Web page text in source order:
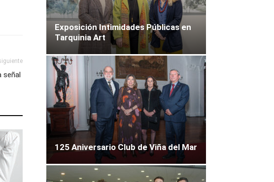
señal
Exposición Intimidades Públicas en
Tarquinia Art
125 Aniversario Club de Viña del Mar